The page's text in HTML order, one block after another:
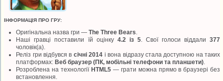
ІНФОРМАЦІЯ ПРО ГРУ:
Оригінальна назва гри —The Three Bears
Наші гравці поставили їй оцінку 4.2 із 5. Свої голоси віддали377
чоловік(а).
Реліз гри відбувся в січні 2014 і вона відразу стала доступною на таких
платформах:Веб браузер (ПК, мобільні телефони та планшети)
Розроблена на технології HTML5— грати можна прямо в браузері без
встановлення.